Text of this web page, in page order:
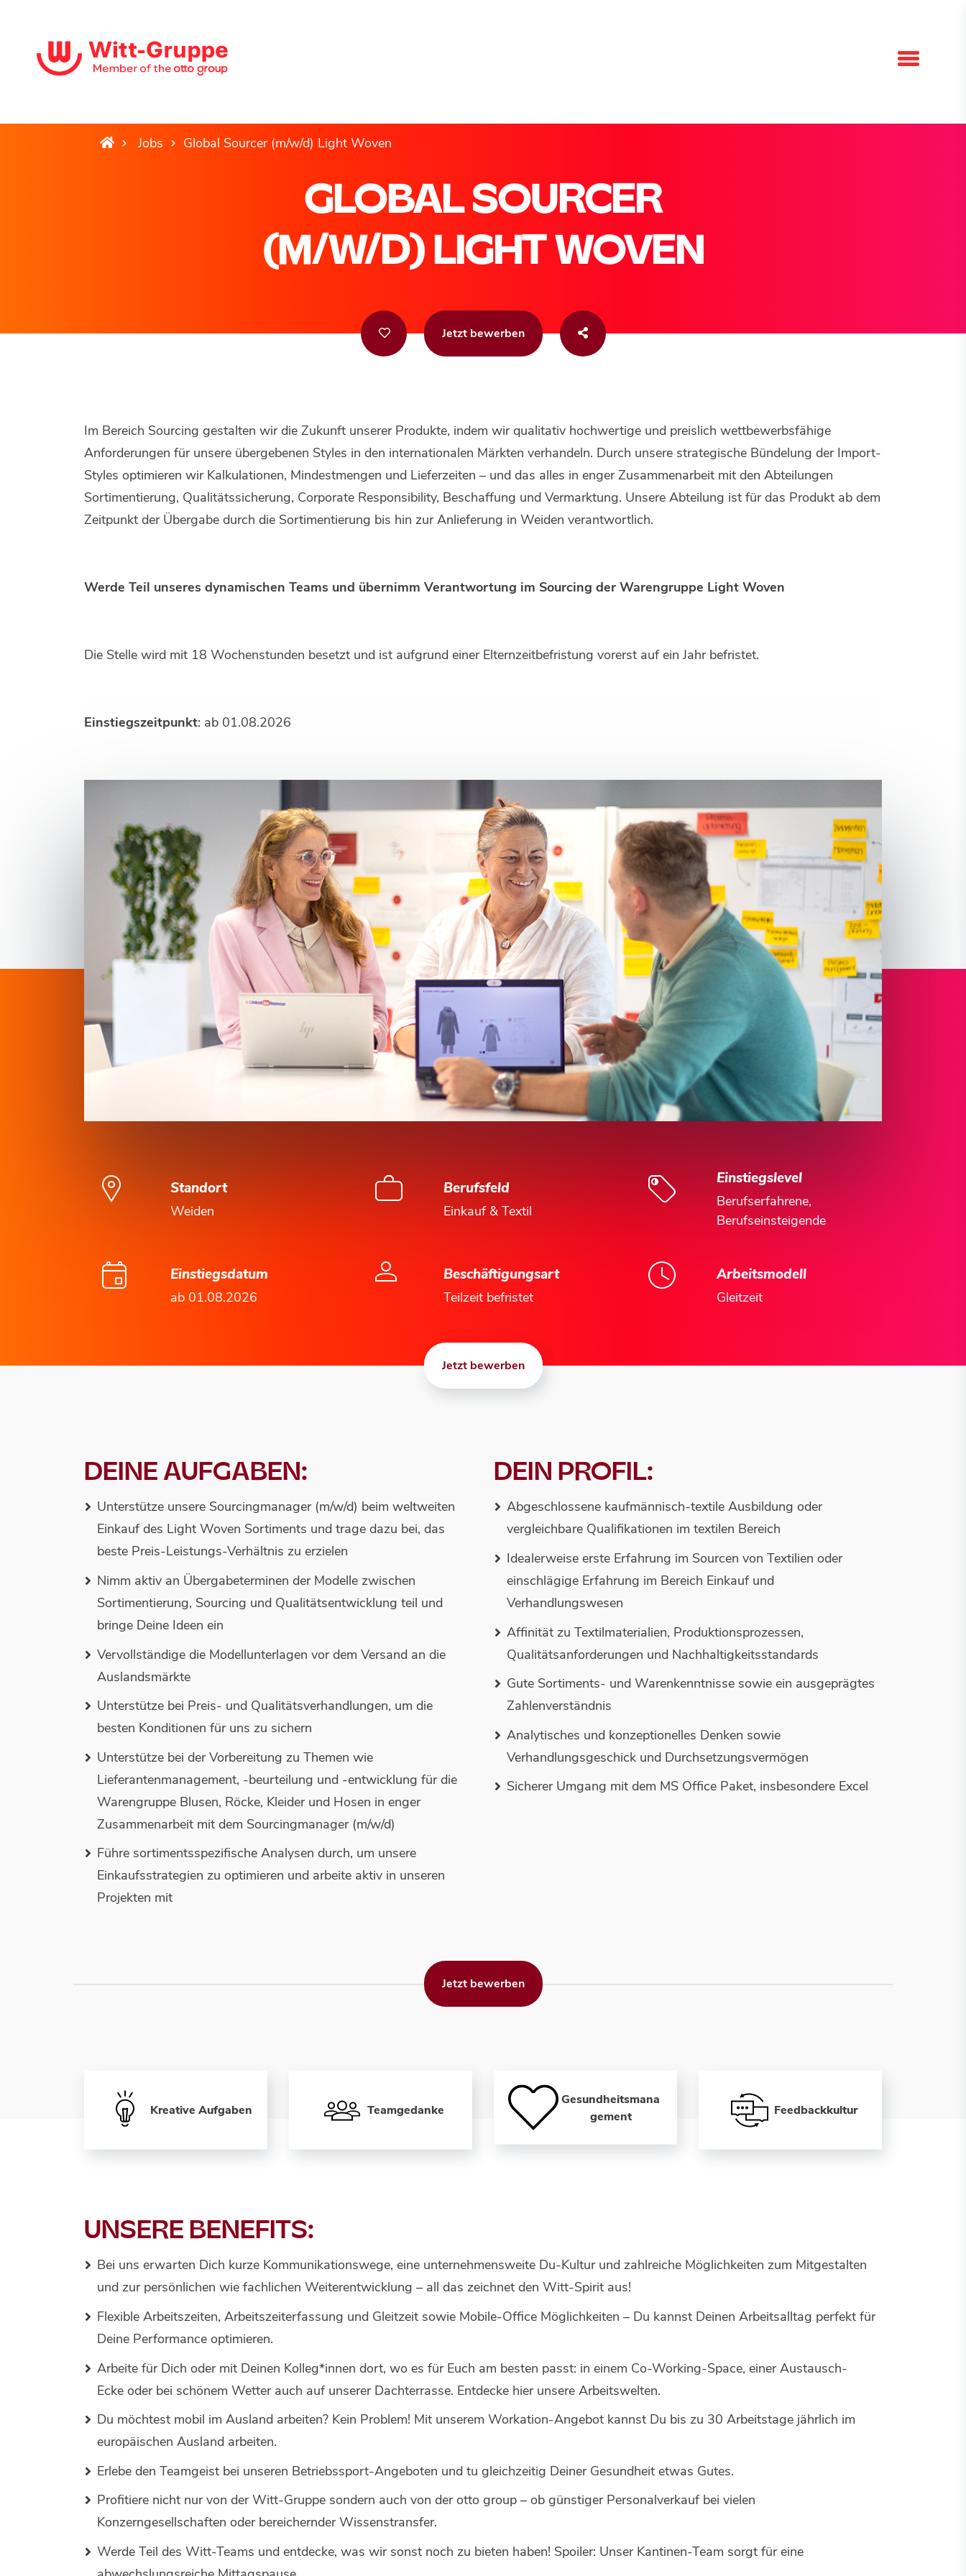
Jobs Global Sourcer (m/w/d) Light Woven
GLOBAL SOURCER
(M/W/D) LIGHT WOVEN
Jetzt bewerben
Im Bereich Sourcing gestalten wir die Zukunft unserer Produkte, indem wir qualitativ hochwertige und preislich wettbewerbsfähige
Anforderungen für unsere übergebenen Styles in den internationalen Märkten verhandeln. Durch unsere strategische Bündelung der Import-
Styles optimieren wir Kalkulationen, Mindestmengen und Lieferzeiten – und das alles in enger Zusammenarbeit mit den Abteilungen
Sortimentierung, Qualitätssicherung, Corporate Responsibility, Beschaffung und Vermarktung. Unsere Abteilung ist für das Produkt ab dem
Zeitpunkt der Übergabe durch die Sortimentierung bis hin zur Anlieferung in Weiden verantwortlich.
Werde Teil unseres dynamischen Teams und übernimm Verantwortung im Sourcing der Warengruppe Light Woven
Die Stelle wird mit 18 Wochenstunden besetzt und ist aufgrund einer Elternzeitbefristung vorerst auf ein Jahr befristet.
Einstiegszeitpunkt: ab 01.08.2026
Standort
Weiden
Berufsfeld
Einkauf & Textil
Einstiegslevel
Berufserfahrene,
Berufseinsteigende
Einstiegsdatum
ab 01.08.2026
Beschäftigungsart
Teilzeit befristet
Arbeitsmodell
Gleitzeit
Jetzt bewerben
DEINE AUFGABEN:
Unterstütze unsere Sourcingmanager (m/w/d) beim weltweiten
Einkauf des Light Woven Sortiments und trage dazu bei, das
beste Preis-Leistungs-Verhältnis zu erzielen
Nimm aktiv an Übergabeterminen der Modelle zwischen
Sortimentierung, Sourcing und Qualitätsentwicklung teil und
bringe Deine Ideen ein
Vervollständige die Modellunterlagen vor dem Versand an die
Auslandsmärkte
Unterstütze bei Preis- und Qualitätsverhandlungen, um die
besten Konditionen für uns zu sichern
Unterstütze bei der Vorbereitung zu Themen wie
Lieferantenmanagement, -beurteilung und -entwicklung für die
Warengruppe Blusen, Röcke, Kleider und Hosen in enger
Zusammenarbeit mit dem Sourcingmanager (m/w/d)
Führe sortimentsspezifische Analysen durch, um unsere
Einkaufsstrategien zu optimieren und arbeite aktiv in unseren
Projekten mit
DEIN PROFIL:
Abgeschlossene kaufmännisch-textile Ausbildung oder
vergleichbare Qualifikationen im textilen Bereich
Idealerweise erste Erfahrung im Sourcen von Textilien oder
einschlägige Erfahrung im Bereich Einkauf und
Verhandlungswesen
Affinität zu Textilmaterialien, Produktionsprozessen,
Qualitätsanforderungen und Nachhaltigkeitsstandards
Gute Sortiments- und Warenkenntnisse sowie ein ausgeprägtes
Zahlenverständnis
Analytisches und konzeptionelles Denken sowie
Verhandlungsgeschick und Durchsetzungsvermögen
Sicherer Umgang mit dem MS Office Paket, insbesondere Excel
Jetzt bewerben
Kreative Aufgaben Teamgedanke
Gesundheitsmana
gement
Feedbackkultur
UNSERE BENEFITS:
Bei uns erwarten Dich kurze Kommunikationswege, eine unternehmensweite Du-Kultur und zahlreiche Möglichkeiten zum Mitgestalten
und zur persönlichen wie fachlichen Weiterentwicklung – all das zeichnet den Witt-Spirit aus!
Flexible Arbeitszeiten, Arbeitszeiterfassung und Gleitzeit sowie Mobile-Office Möglichkeiten – Du kannst Deinen Arbeitsalltag perfekt für
Deine Performance optimieren.
Arbeite für Dich oder mit Deinen Kolleg*innen dort, wo es für Euch am besten passt: in einem Co-Working-Space, einer Austausch-
Ecke oder bei schönem Wetter auch auf unserer Dachterrasse. Entdecke hierunsere Arbeitswelten.
Du möchtest mobil im Ausland arbeiten? Kein Problem! Mit unserem Workation-Angebot kannst Du bis zu 30 Arbeitstage jährlich im
europäischen Ausland arbeiten.
Erlebe den Teamgeist bei unseren Betriebssport-Angeboten und tu gleichzeitig Deiner Gesundheit etwas Gutes.
Profitiere nicht nur von der Witt-Gruppe sondern auch von der otto group – ob günstiger Personalverkauf bei vielen
Konzerngesellschaften oder bereichernder Wissenstransfer.
Werde Teil des Witt-Teams und entdecke, was wir sonst noch zu bieten haben! Spoiler: Unser Kantinen-Team sorgt für eine